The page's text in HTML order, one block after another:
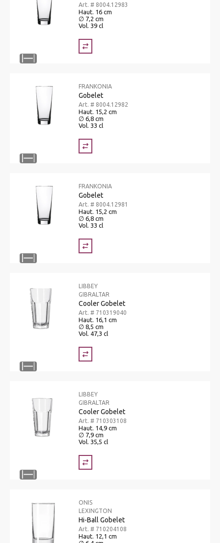
Art. # 8004.12983
Haut. 16 cm
∅ 7,2 cm
Vol. 39 cl
FRANKONIA
Gobelet
Art. # 8004.12982
Haut. 15,2 cm
∅ 6,8 cm
Vol. 33 cl
FRANKONIA
Gobelet
Art. # 8004.12981
Haut. 15,2 cm
∅ 6,8 cm
Vol. 33 cl
LIBBEY
GIBRALTAR
Cooler Gobelet
Art. # 710319040
Haut. 16,1 cm
∅ 8,5 cm
Vol. 47,3 cl
LIBBEY
GIBRALTAR
Cooler Gobelet
Art. # 710303108
Haut. 14,9 cm
∅ 7,9 cm
Vol. 35,5 cl
ONIS
LEXINGTON
Hi-Ball Gobelet
Art. # 710204108
Haut. 12,1 cm